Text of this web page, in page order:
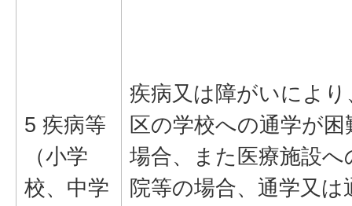
5 疾病等
（小学
校、中学
疾病又は障がいにより
区の学校への通学が困
場合、また医療施設へ
院等の場合、通学又は